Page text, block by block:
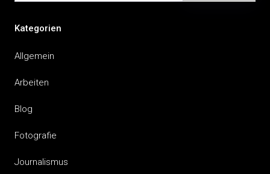
Kategorien
Allgemein
Arbeiten
Blog
Fotografie
Journalismus